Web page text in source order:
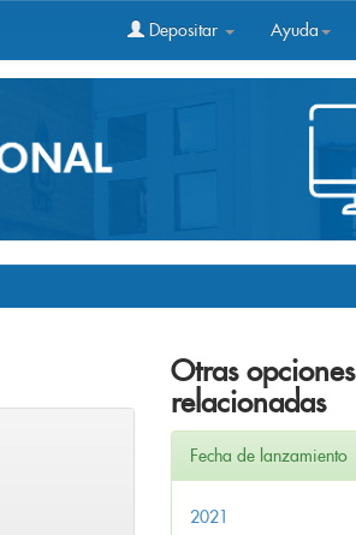
Depositar Ayuda
Otras opciones
relacionadas
Fecha de lanzamiento
2021